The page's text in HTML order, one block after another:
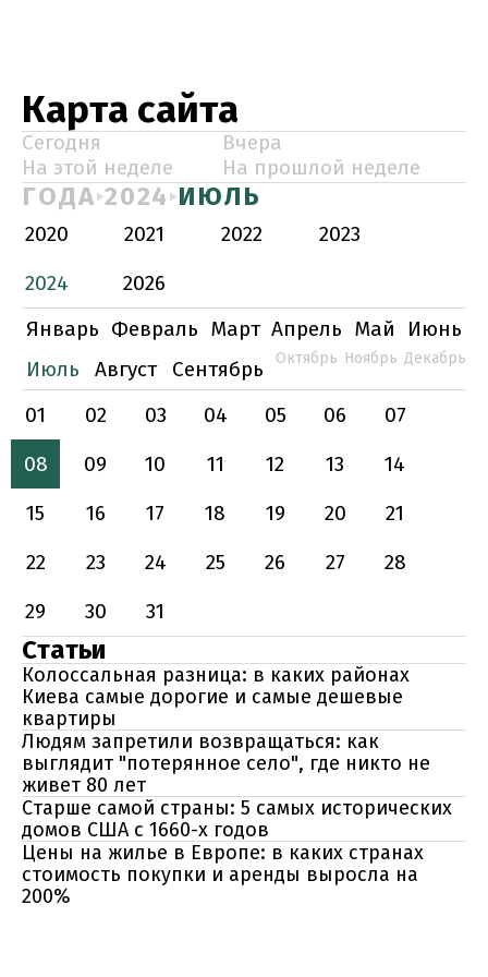
Карта сайта
Сегодня
Вчера
На этой неделе
На прошлой неделе
ГОДА 2024 ИЮЛЬ
2020 2021 2022
2023
2024
2026
Январь Февраль Март Апрель Май
Июнь
Июль
Август Сентябрь Октябрь Ноябрь Декабрь
01 02 03 04 05 06
07
08
09 10 11 12 13
14
15
16 17 18 19 20
21
22
23 24 25 26 27
28
29
30 31
Статьи
Колоссальная разница: в каких районах
Киева самые дорогие и самые дешевые
квартиры
Людям запретили возвращаться: как
выглядит "потерянное село", где никто не
живет 80 лет
Старше самой страны: 5 самых исторических
домов США с 1660-х годов
Цены на жилье в Европе: в каких странах
стоимость покупки и аренды выросла на
200%